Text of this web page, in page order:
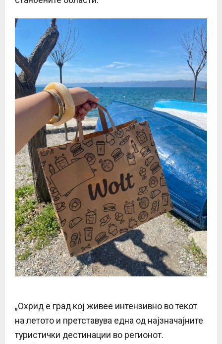
„Охрид е град кој живее интензивно во текот
на летото и претставува една од најзначајните
туристички дестинации во регионот.